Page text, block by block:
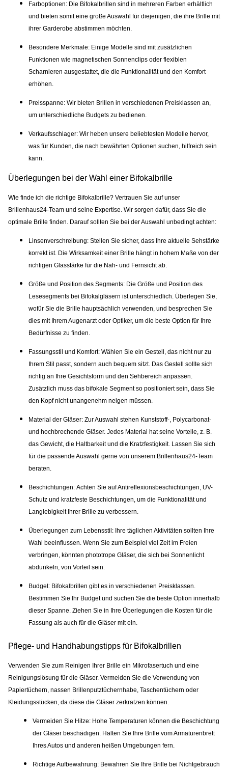
Farboptionen: Die Bifokalbrillen sind in mehreren Farben erhältlich
und bieten somit eine große Auswahl für diejenigen, die ihre Brille mit
ihrer Garderobe abstimmen möchten.
Besondere Merkmale: Einige Modelle sind mit zusätzlichen
Funktionen wie magnetischen Sonnenclips oder flexiblen
Scharnieren ausgestattet, die die Funktionalität und den Komfort
erhöhen.
Preisspanne: Wir bieten Brillen in verschiedenen Preisklassen an,
um unterschiedliche Budgets zu bedienen.
Verkaufsschlager: Wir heben unsere beliebtesten Modelle hervor,
was für Kunden, die nach bewährten Optionen suchen, hilfreich sein
kann.
Überlegungen bei der Wahl einer Bifokalbrille
Wie finde ich die richtige Bifokalbrille? Vertrauen Sie auf unser
Brillenhaus24-Team und seine Expertise. Wir sorgen dafür, dass Sie die
optimale Brille finden. Darauf sollten Sie bei der Auswahl unbedingt achten:
Linsenverschreibung: Stellen Sie sicher, dass Ihre aktuelle Sehstärke
korrekt ist. Die Wirksamkeit einer Brille hängt in hohem Maße von der
richtigen Glasstärke für die Nah- und Fernsicht ab.
Größe und Position des Segments: Die Größe und Position des
Lesesegments bei Bifokalgläsern ist unterschiedlich. Überlegen Sie,
wofür Sie die Brille hauptsächlich verwenden, und besprechen Sie
dies mit Ihrem Augenarzt oder Optiker, um die beste Option für Ihre
Bedürfnisse zu finden.
Fassungsstil und Komfort: Wählen Sie ein Gestell, das nicht nur zu
Ihrem Stil passt, sondern auch bequem sitzt. Das Gestell sollte sich
richtig an Ihre Gesichtsform und den Sehbereich anpassen.
Zusätzlich muss das bifokale Segment so positioniert sein, dass Sie
den Kopf nicht unangenehm neigen müssen.
Material der Gläser: Zur Auswahl stehen Kunststoff-, Polycarbonat-
und hochbrechende Gläser. Jedes Material hat seine Vorteile, z. B.
das Gewicht, die Haltbarkeit und die Kratzfestigkeit. Lassen Sie sich
für die passende Auswahl gerne von unserem Brillenhaus24-Team
beraten.
Beschichtungen: Achten Sie auf Antireflexionsbeschichtungen, UV-
Schutz und kratzfeste Beschichtungen, um die Funktionalität und
Langlebigkeit Ihrer Brille zu verbessern.
Überlegungen zum Lebensstil: Ihre täglichen Aktivitäten sollten Ihre
Wahl beeinflussen. Wenn Sie zum Beispiel viel Zeit im Freien
verbringen, könnten phototrope Gläser, die sich bei Sonnenlicht
abdunkeln, von Vorteil sein.
Budget: Bifokalbrillen gibt es in verschiedenen Preisklassen.
Bestimmen Sie Ihr Budget und suchen Sie die beste Option innerhalb
dieser Spanne. Ziehen Sie in Ihre Überlegungen die Kosten für die
Fassung als auch für die Gläser mit ein.
Pflege- und Handhabungstipps für Bifokalbrillen
Verwenden Sie zum Reinigen Ihrer Brille ein Mikrofasertuch und eine
Reinigungslösung für die Gläser. Vermeiden Sie die Verwendung von
Papiertüchern, nassen Brillenputztüchernhabe, Taschentüchern oder
Kleidungsstücken, da diese die Gläser zerkratzen können.
Vermeiden Sie Hitze: Hohe Temperaturen können die Beschichtung
der Gläser beschädigen. Halten Sie Ihre Brille vom Armaturenbrett
Ihres Autos und anderen heißen Umgebungen fern.
Richtige Aufbewahrung: Bewahren Sie Ihre Brille bei Nichtgebrauch